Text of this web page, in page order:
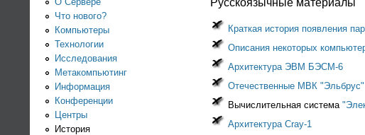
вычислениям
Краткая история появления
Описания некоторых
Архитектура ЭВМ БЭСМ-6
Отечественные МВК "Эльбрус"
Вычислительная система
Архитектура Cray-1
Что нового?
Компьютеры
Технологии
Исследования
Метакомпьютинг
Информация
Конференции
Центры
История